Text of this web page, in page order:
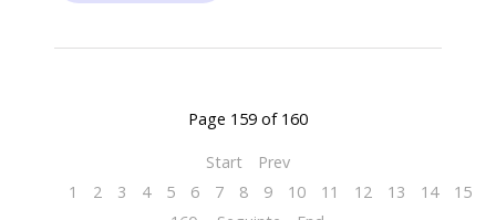
Page 159 of 160
Start
Prev
1
2 3 4 5 6 7 8 9 10 11 12 13 14 15